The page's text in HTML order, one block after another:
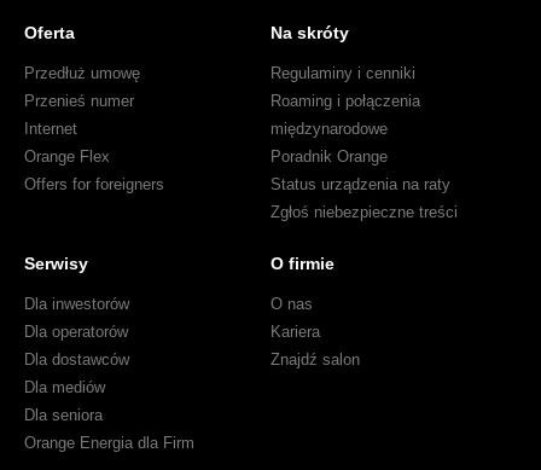
Oferta
Przedłuż umowę
Przenieś numer
Internet
Orange Flex
Offers for foreigners
Na skróty
Regulaminy i cenniki
Roaming i połączenia
międzynarodowe
Poradnik Orange
Status urządzenia na raty
Zgłoś niebezpieczne treści
Serwisy
Dla inwestorów
Dla operatorów
Dla dostawców
Dla mediów
Dla seniora
Orange Energia dla Firm
O firmie
O nas
Kariera
Znajdź salon